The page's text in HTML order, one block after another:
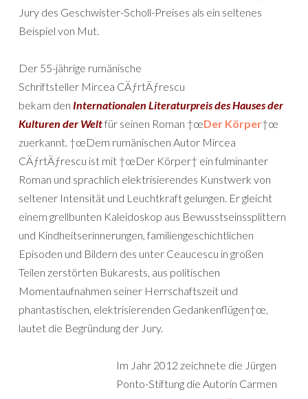
Jury des Geschwister-Scholl-Preises als ein seltenes
Beispiel von Mut.
Der 55-jährige rumänische
Schriftsteller Mircea CÄƒrtÄƒrescu
bekam den Internationalen Literaturpreis des Hauses der
Kulturen der Weltfür seinen Roman †œDer Körper†œ
zuerkannt. †œDem rumänischen Autor Mircea
CÄƒrtÄƒrescu ist mit †œDer Körper† ein fulminanter
Roman und sprachlich elektrisierendes Kunstwerk von
seltener Intensität und Leuchtkraft gelungen. Er gleicht
einem grellbunten Kaleidoskop aus Bewusstseinssplittern
und Kindheitserinnerungen, familiengeschichtlichen
Episoden und Bildern des unter Ceaucescu in großen
Teilen zerstörten Bukarests, aus politischen
Momentaufnahmen seiner Herrschaftszeit und
phantastischen, elektrisierenden Gedankenflügen†œ,
lautet die Begründung der Jury.
Im Jahr 2012 zeichnete die Jürgen
Ponto-Stiftung die Autorin Carmen